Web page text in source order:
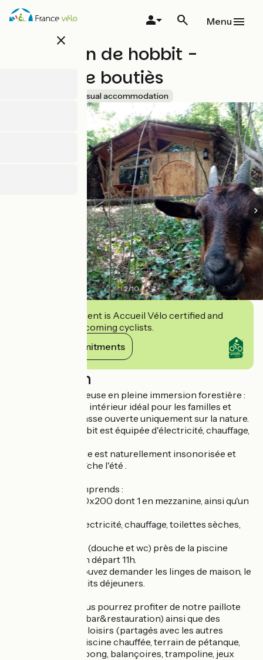
Skip
close
Menu
La maison de hobbit -
Colline de boutiès
Unusual accommodation
2/10
This establishment is Accueil Vélo certified and
commits to welcoming cyclists.
View its commitments
Description
Une cabane spacieuse en pleine immersion forestière :
profitez d’un vaste intérieur idéal pour les familles et
d’une grande terrasse ouverte uniquement sur la nature.
La Maison de Hobbit est équipée d'électricité, chauffage,
Semi enterrée : Elle est naturellement insonorisée et
reste toujours fraîche l'été .
La prestation comprends :
- 2 lits doubles 140x200 dont 1 en mezzanine, ainsi qu'un
- équipements: Électricité, chauffage, toilettes sèches,
-Une salle de bain (douche et wc) près de la piscine
- arrivée après 17h départ 11h.
En option vous pouvez demander les linges de maison, le
ménage ou les petits déjeuners.
Sur le domaine vous pourrez profiter de notre paillote
convivial (espace bar&restauration) ainsi que des
nombreux jeux et loisirs (partagés avec les autres
hébergements): piscine chauffée, terrain de pétanque,
badminton, ping-pong, balançoires, trampoline, jeux